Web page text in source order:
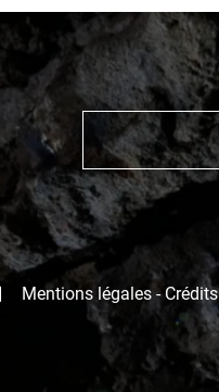
Mentions légales - Crédits